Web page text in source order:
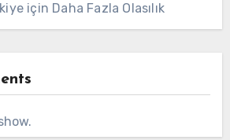
için Daha Fazla Olasılık